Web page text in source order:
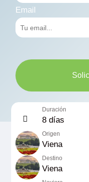
Email
Duración
8 días
Origen
Viena
Destino
Viena